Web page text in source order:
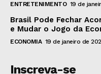
ENTRETENIMENTO 19 de
Brasil Pode Fechar
e Mudar o Jogo da
ECONOMIA 19 de janeiro de
Inscreva-se